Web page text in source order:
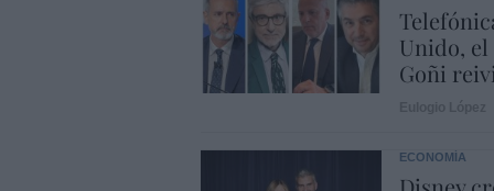
Unido,
Goñi
ECONOMÍA